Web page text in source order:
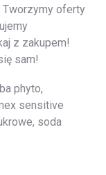
Tworzymy oferty
z zakupem!
sam!
phyto,
sensitive
soda